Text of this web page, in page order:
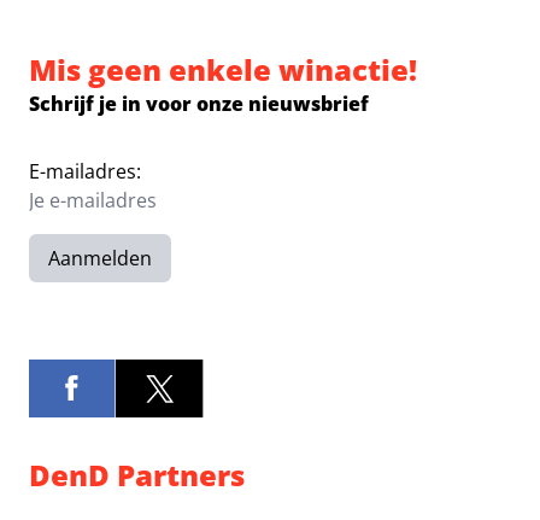
Mis geen enkele winactie!
Schrijf je in voor onze nieuwsbrief
E-mailadres:
Aanmelden
DenD Partners